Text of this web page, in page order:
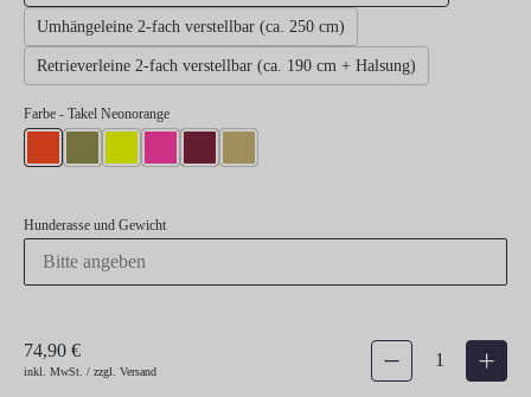
Umhängeleine 2-fach verstellbar (ca. 250 cm)
Retrieverleine 2-fach verstellbar (ca. 190 cm + Halsung)
Farbe - Takel Neonorange
Hunderasse und Gewicht
74,90 €
inkl. MwSt. / zzgl. Versand
Produkt Anzahl: Gib den